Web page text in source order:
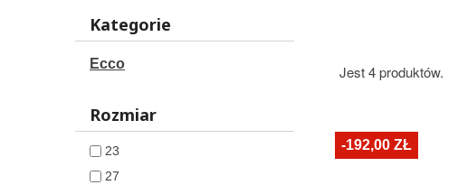
Kategorie
Ecco
Rozmiar
23
27
Jest 4 produktów.
-192,00 ZŁ